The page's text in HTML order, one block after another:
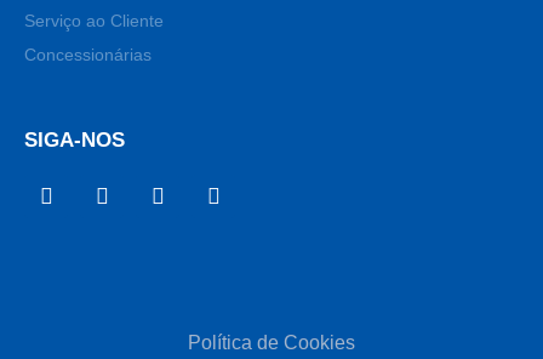
Serviço ao Cliente
Concessionárias
SIGA-NOS
Política de Cookies